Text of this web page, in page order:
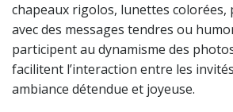
chapeaux rigolos, lunettes colorées,
avec des messages tendres ou
participent au dynamisme des
facilitent l’interaction entre les
ambiance détendue et joyeuse.